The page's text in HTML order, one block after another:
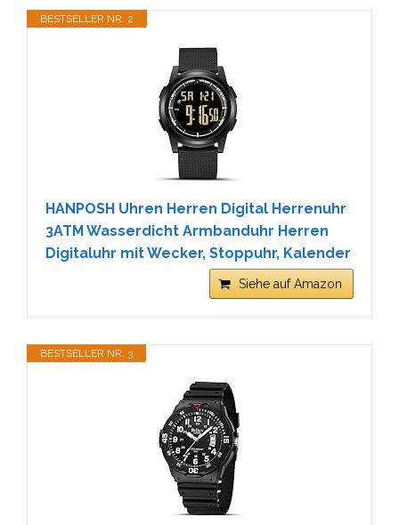
BESTSELLER NR. 2
HANPOSH Uhren Herren Digital Herrenuhr
3ATM Wasserdicht Armbanduhr Herren
Digitaluhr mit Wecker, Stoppuhr, Kalender
Siehe auf Amazon
BESTSELLER NR. 3